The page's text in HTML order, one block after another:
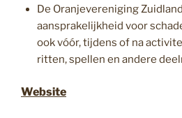
De Oranjevereniging
aansprakelijkheid voor
ook vóór, tijdens of na
ritten, spellen en andere
Website